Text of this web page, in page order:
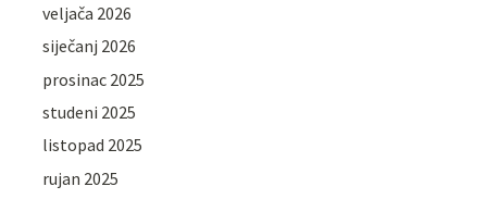
veljača 2026
siječanj 2026
prosinac 2025
studeni 2025
listopad 2025
rujan 2025